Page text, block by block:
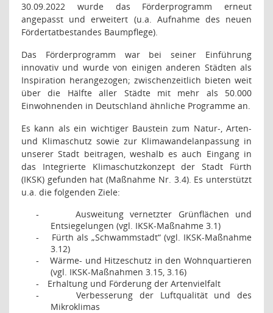
30.09.2022 wurde das Förderprogramm erneut
angepasst und erweitert (u.a. Aufnahme des neuen
Fördertatbestan­des Baumpflege).
Das Förderprogramm war bei seiner Einführung
innovativ und wurde von einigen anderen Städten als
Inspiration herangezogen; zwischenzeitlich bieten weit
über die Hälfte aller Städte mit mehr als 50.000
Einwohnenden in Deutschland ähnliche Programme an.
Es kann als ein wichtiger Baustein zum Natur-, Arten-
und Klimaschutz sowie zur Klimawandelanpassung in
unserer Stadt beitragen, weshalb es auch Eingang in
das Integrierte Klimaschutzkonzept der Stadt Fürth
(IKSK) gefunden hat (Maßnahme Nr. 3.4). Es unterstützt
u.a. die folgenden Ziele:
-
Ausweitung vernetzter Grünflächen und
Entsiegelungen (vgl. IKSK-Maßnahme 3.1)
-
Fürth als „Schwammstadt“ (vgl. IKSK-Maßnahme
3.12)
-
Wärme- und Hitzeschutz in den Wohnquartieren
(vgl. IKSK-Maßnahmen 3.15, 3.16)
- Erhaltung und Förderung der Artenvielfalt
-
Verbesserung der Luftqualität und des
Mikroklimas